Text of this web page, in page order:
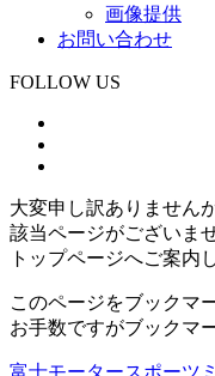
画像提供
お問い合わせ
FOLLOW US
大変申し訳ありませんが
該当ページがございませ
トップページへご案内
このページをブックマ
お手数ですがブックマ
富士モータースポーツ